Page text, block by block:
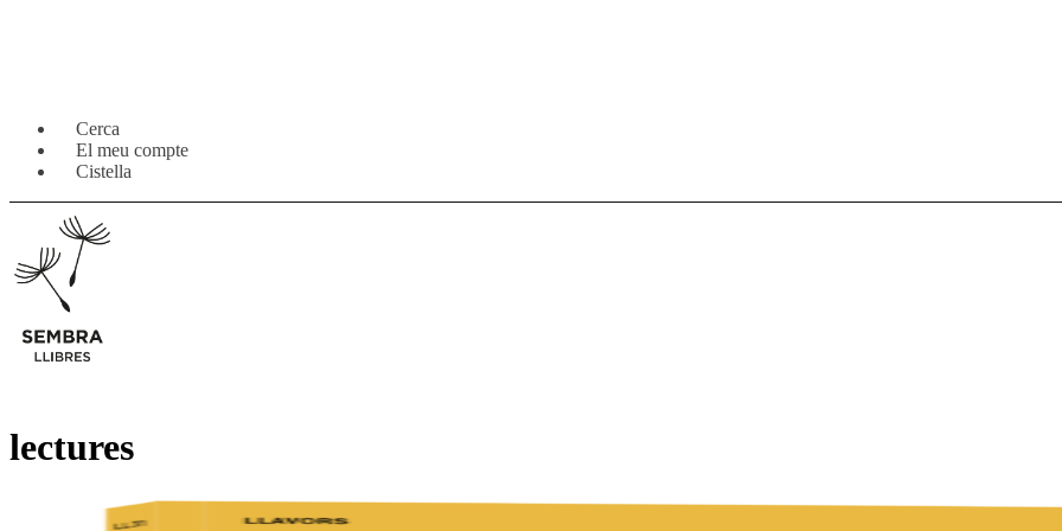
Salta
navegació
contingut
Cerca
El meu compte
Cistella
lectures